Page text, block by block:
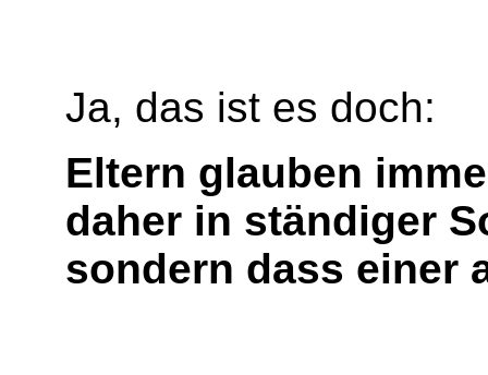
Ja, das ist es doch:
Eltern glauben
daher in ständiger
sondern dass einer